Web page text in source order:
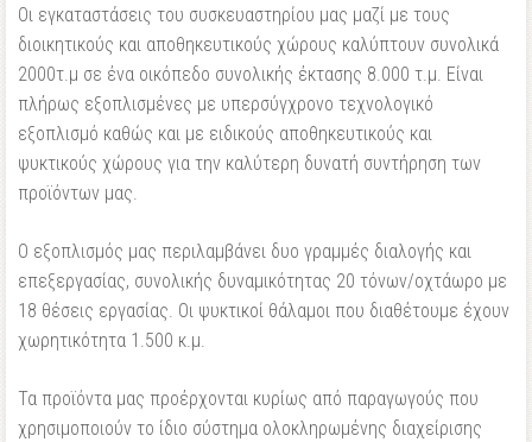
Οι εγκαταστάσεις του συσκευαστηρίου μας μαζί με τους
διοικητικούς και αποθηκευτικούς χώρους καλύπτουν συνολικά
2000τ.μ σε ένα οικόπεδο συνολικής έκτασης 8.000 τ.μ. Είναι
πλήρως εξοπλισμένες με υπερσύγχρονο τεχνολογικό
εξοπλισμό καθώς και με ειδικούς αποθηκευτικούς και
ψυκτικούς χώρους για την καλύτερη δυνατή συντήρηση των
προϊόντων μας.
Ο εξοπλισμός μας περιλαμβάνει δυο γραμμές διαλογής και
επεξεργασίας, συνολικής δυναμικότητας 20 τόνων/οχτάωρο με
18 θέσεις εργασίας. Οι ψυκτικοί θάλαμοι που διαθέτουμε έχουν
χωρητικότητα 1.500 κ.μ.
Τα προϊόντα μας προέρχονται κυρίως από παραγωγούς που
χρησιμοποιούν το ίδιο σύστημα ολοκληρωμένης διαχείρισης